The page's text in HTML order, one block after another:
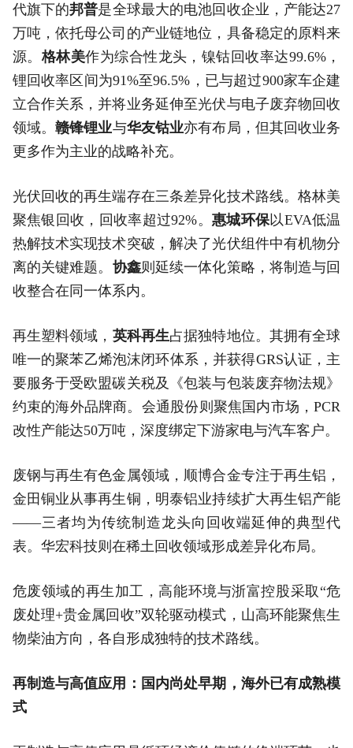
代旗下的邦普是全球最大的电池回收企业，产能达27
万吨，依托母公司的产业链地位，具备稳定的原料来
源。格林美作为综合性龙头，镍钴回收率达99.6%，
锂回收率区间为91%至96.5%，已与超过900家车企建
立合作关系，并将业务延伸至光伏与电子废弃物回收
领域。 赣锋锂业与华友钴业亦有布局，但其回收业务
更多作为主业的战略补充。
光伏回收的再生端存在三条差异化技术路线。格林美
聚焦银回收，回收率超过92%。惠城环保以EVA低温
热解技术实现技术突破，解决了光伏组件中有机物分
离的关键难题。 协鑫则延续一体化策略，将制造与回
收整合在同一体系内。
再生塑料领域， 英科再生占据独特地位。其拥有全球
唯一的聚苯乙烯泡沫闭环体系，并获得GRS认证，主
要服务于受欧盟碳关税及《包装与包装废弃物法规》
约束的海外品牌商。会通股份则聚焦国内市场，PCR
改性产能达50万吨，深度绑定下游家电与汽车客户。
废钢与再生有色金属领域，顺博合金专注于再生铝，
金田铜业从事再生铜，明泰铝业持续扩大再生铝产能
——三者均为传统制造龙头向回收端延伸的典型代
表。华宏科技则在稀土回收领域形成差异化布局。
危废领域的再生加工，高能环境与浙富控股采取“危
废处理+贵金属回收”双轮驱动模式，山高环能聚焦生
物柴油方向，各自形成独特的技术路线。
再制造与高值应用：国内尚处早期，海外已有成熟模
式